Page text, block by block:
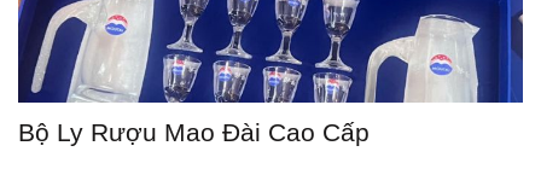
Bộ Ly Rượu Mao Đài Cao Cấp